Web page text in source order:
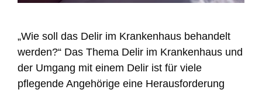
„Wie soll das Delir im Krankenhaus behandelt
werden?“ Das Thema Delir im Krankenhaus und
der Umgang mit einem Delir ist für viele
pflegende Angehörige eine Herausforderung